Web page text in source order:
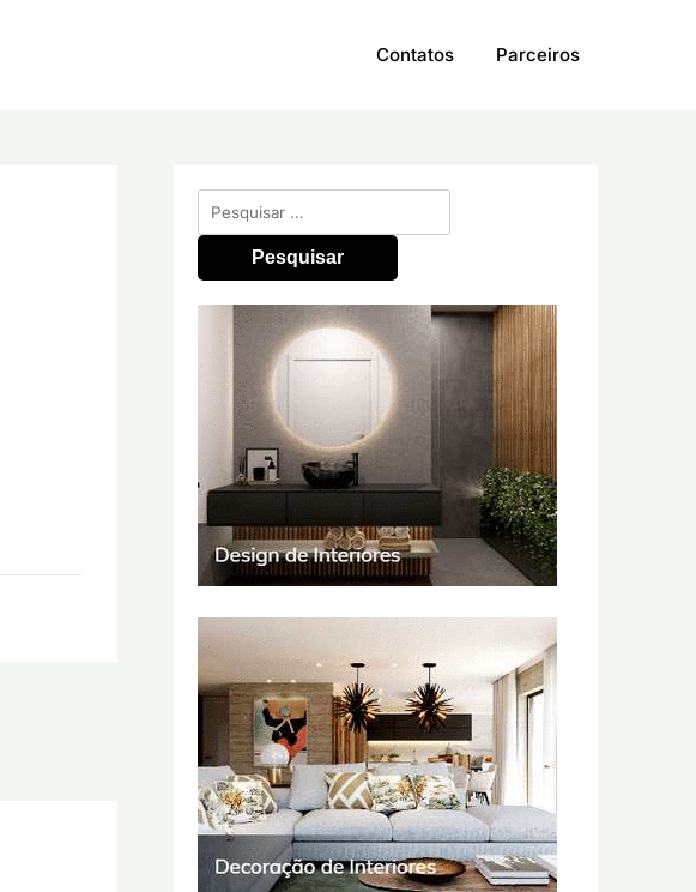
Contatos Parceiros
Pesquisar
por: